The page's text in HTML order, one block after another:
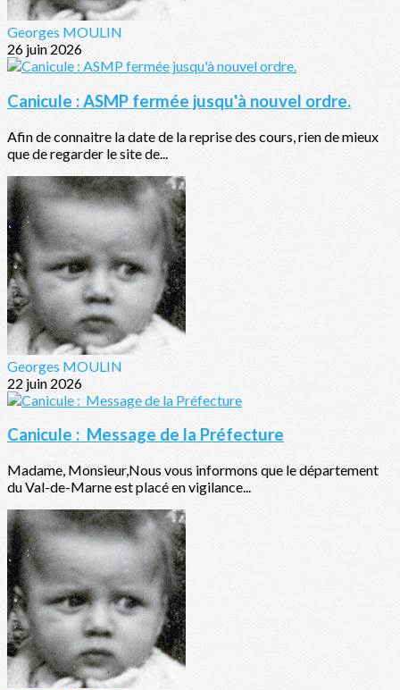
Georges MOULIN
26 juin 2026
Canicule : ASMP fermée jusqu'à nouvel ordre.
Afin de connaitre la date de la reprise des cours, rien de mieux
que de regarder le site de...
Georges MOULIN
22 juin 2026
Canicule : Message de la Préfecture
Madame, Monsieur,Nous vous informons que le département
du Val-de-Marne est placé en vigilance...